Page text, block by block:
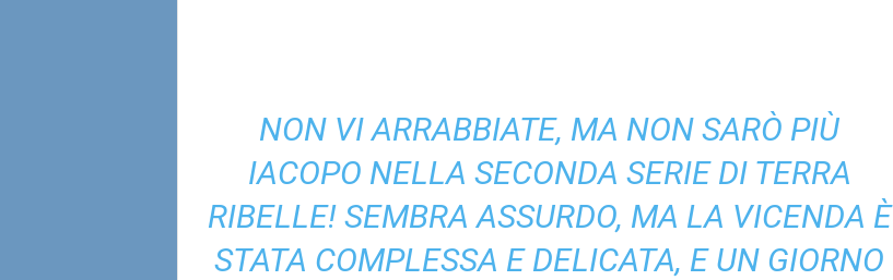
NON VI ARRABBIATE, MA NON SARÒ PIÙ
IACOPO NELLA SECONDA SERIE DI TERRA
RIBELLE! SEMBRA ASSURDO, MA LA VICENDA È
STATA COMPLESSA E DELICATA, E UN GIORNO